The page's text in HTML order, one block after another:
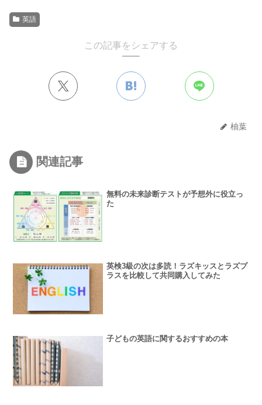
英語
この記事をシェアする
柚葉
関連記事
無料の未来診断テストが予想外に役立っ
た
英検3級の次は多読！ラズキッスとラズプ
ラスを比較して共同購入してみた
子どもの英語に関するおすすめの本